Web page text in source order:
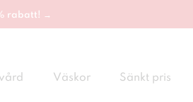
rabatt! →
Väskor Sänkt pris